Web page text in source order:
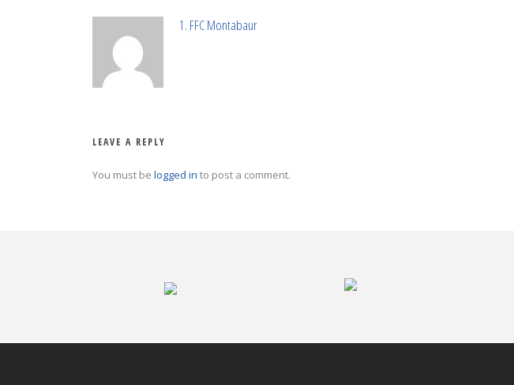
1. FFC Montabaur
LEAVE A REPLY
You must be logged in to post a comment.